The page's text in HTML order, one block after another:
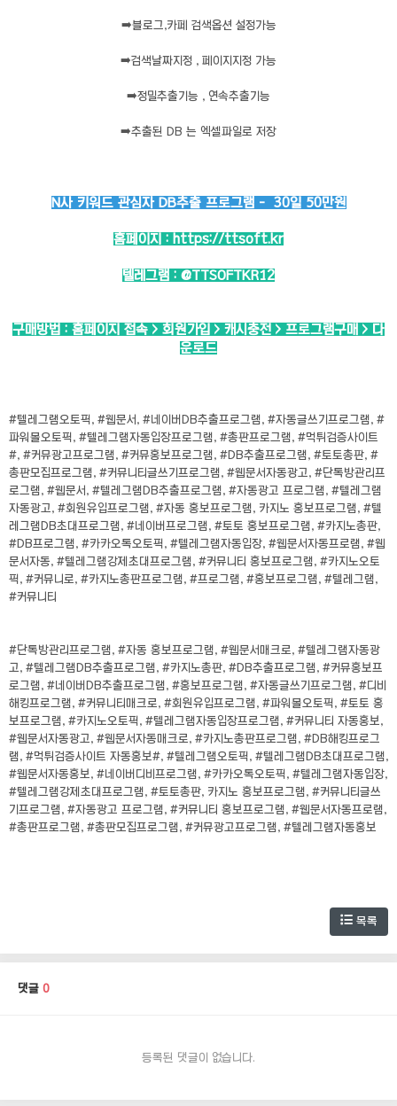
➡️블로그,카페 검색옵션 설정가능
➡️검색날짜지정 , 페이지지정 가능
➡️정밀추출기능 , 연속추출기능
➡️추출된 DB 는 엑셀파일로 저장
N사 키워드 관심자 DB추출 프로그램 - 30일 50만원
홈페이지 : https://ttsoft.kr
텔레그램 : @TTSOFTKR12
구매방법 : 홈페이지 접속 > 회원가입 > 캐시충전 > 프로그램구매 > 다
운로드
#텔레그램오토픽, #웹문서, #네이버DB추출프로그램, #자동글쓰기프로그램, #
파워볼오토픽, #텔레그램자동입장프로그램, #총판프로그램, #먹튀검증사이트
#, #커뮤광고프로그램, #커뮤홍보프로그램, #DB추출프로그램, #토토총판, #
총판모집프로그램, #커뮤니티글쓰기프로그램, #웹문서자동광고, #단톡방관리프
로그램, #웹문서, #텔레그램DB추출프로그램, #자동광고 프로그램, #텔레그램
자동광고, #회원유입프로그램, #자동 홍보프로그램, 카지노 홍보프로그램, #텔
레그램DB초대프로그램, #네이버프로그램, #토토 홍보프로그램, #카지노총판,
#DB프로그램, #카카오톡오토픽, #텔레그램자동입장, #웹문서자동프로램, #웹
문서자동, #텔레그램강제초대프로그램, #커뮤니티 홍보프로그램, #카지노오토
픽, #커뮤니로, #카지노총판프로그램, #프로그램, #홍보프로그램, #텔레그램,
#커뮤니티
#단톡방관리프로그램, #자동 홍보프로그램, #웹문서매크로, #텔레그램자동광
고, #텔레그램DB추출프로그램, #카지노총판, #DB추출프로그램, #커뮤홍보프
로그램, #네이버DB추출프로그램, #홍보프로그램, #자동글쓰기프로그램, #디비
해킹프로그램, #커뮤니티매크로, #회원유입프로그램, #파워볼오토픽, #토토 홍
보프로그램, #카지노오토픽, #텔레그램자동입장프로그램, #커뮤니티 자동홍보,
#웹문서자동광고, #웹문서자동매크로, #카지노총판프로그램, #DB해킹프로그
램, #먹튀검증사이트 자동홍보#, #텔레그램오토픽, #텔레그램DB초대프로그램,
#웹문서자동홍보, #네이버디비프로그램, #카카오톡오토픽, #텔레그램자동입장,
#텔레그램강제초대프로그램, #토토총판, 카지노 홍보프로그램, #커뮤니티글쓰
기프로그램, #자동광고 프로그램, #커뮤니티 홍보프로그램, #웹문서자동프로램,
#총판프로그램, #총판모집프로그램, #커뮤광고프로그램, #텔레그램자동홍보
목록
댓글 0
등록된 댓글이 없습니다.